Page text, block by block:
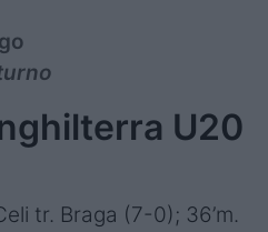
U20
tr. Braga (7-0); 36’m.